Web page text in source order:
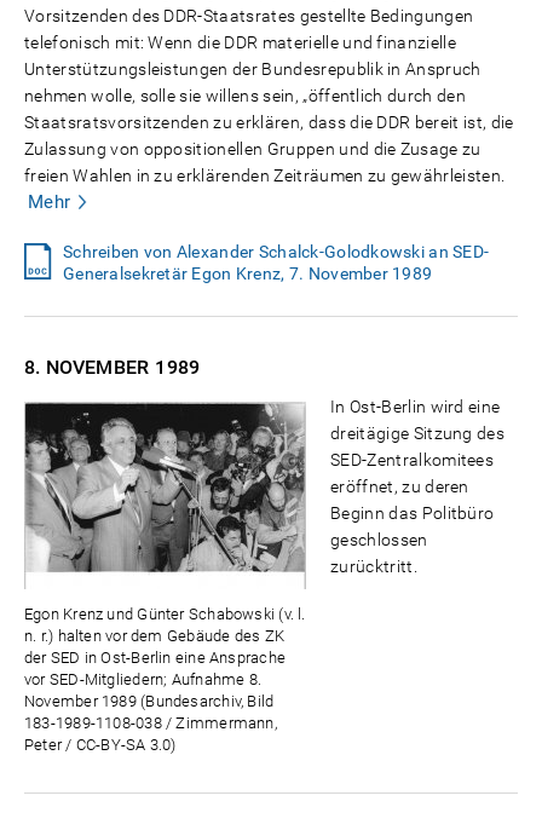
Vorsitzenden des DDR-Staatsrates gestellte Bedingungen
telefonisch mit: Wenn die DDR materielle und finanzielle
Unterstützungsleistungen der Bundesrepublik in Anspruch
nehmen wolle, solle sie willens sein, „öffentlich durch den
Staatsratsvorsitzenden zu erklären, dass die DDR bereit ist, die
Zulassung von oppositionellen Gruppen und die Zusage zu
freien Wahlen in zu erklärenden Zeiträumen zu gewährleisten.
Mehr
Schreiben von Alexander Schalck-Golodkowski an SED-
Generalsekretär Egon Krenz, 7. November 1989
8. NOVEMBER 1989
Egon Krenz und Günter Schabowski (v. l.
n. r.) halten vor dem Gebäude des ZK
der SED in Ost-Berlin eine Ansprache
vor SED-Mitgliedern; Aufnahme 8.
November 1989 (Bundesarchiv, Bild
183-1989-1108-038 / Zimmermann,
Peter / CC-BY-SA 3.0)
In Ost-Berlin wird eine
dreitägige Sitzung des
SED-Zentralkomitees
eröffnet, zu deren
Beginn das Politbüro
geschlossen
zurücktritt.